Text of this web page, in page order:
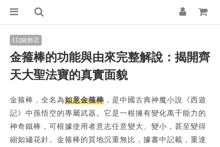
金箍棒的功能與由來完整解說：揭開齊
天大聖法寶的真實面貌
金箍棒，全名為如意金箍棒 ，是中國古典神魔小說《西遊
記》中孫悟空的專屬武器。它是一根擁有變化萬千能力的
神奇鐵棒，可根據使用者意志任意變大、變小，甚至變得
細如繡花針。金箍棒的質地沉重無比，據書中記載，重達